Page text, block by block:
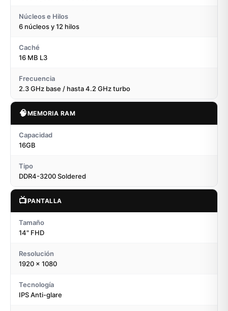
Núcleos e Hilos
6 núcleos y 12 hilos
Caché
16 MB L3
Frecuencia
2.3 GHz base / hasta 4.2 GHz turbo
🧠MEMORIA RAM
Capacidad
16GB
Tipo
DDR4-3200 Soldered
📺PANTALLA
Tamaño
14" FHD
Resolución
1920 x 1080
Tecnología
IPS Anti-glare